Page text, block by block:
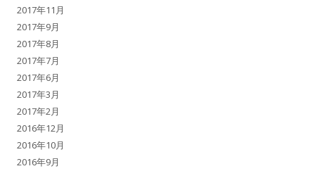
2017年11月
2017年9月
2017年8月
2017年7月
2017年6月
2017年3月
2017年2月
2016年12月
2016年10月
2016年9月